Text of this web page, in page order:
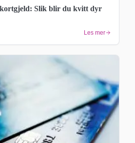
Slik blir du kvitt dyr
Les mer